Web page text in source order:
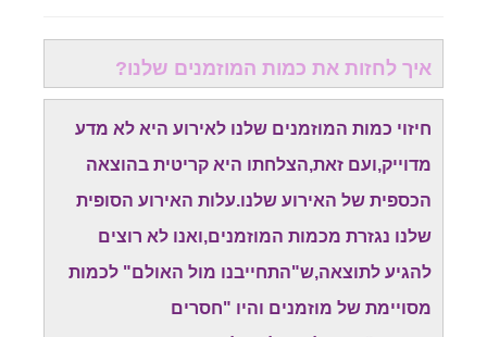
איך לחזות את כמות המוזמנים שלנו?
חיזוי כמות המוזמנים שלנו לאירוע היא לא מדע
מדוייק,ועם זאת,הצלחתו היא קריטית בהוצאה
הכספית של האירוע שלנו.עלות האירוע הסופית
שלנו נגזרת מכמות המוזמנים,ואנו לא רוצים
להגיע לתוצאה,ש"התחייבנו מול האולם" לכמות
מסויימת של מוזמנים והיו "חסרים